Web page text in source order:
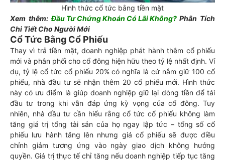
Hình thức cổ tức bằng tiền mặt
Xem thêm:Đầu Tư Chứng Khoán Có Lãi Không?Phân Tích
Chi Tiết Cho Người Mới
Cổ Tức Bằng Cổ Phiếu
Thay vì trả tiền mặt, doanh nghiệp phát hành thêm cổ phiếu
mới và phân phối cho cổ đông hiện hữu theo tỷ lệ nhất định. Ví
dụ, tỷ lệ cổ tức cổ phiếu 20% có nghĩa là cứ nắm giữ 100 cổ
phiếu, nhà đầu tư sẽ nhận thêm 20 cổ phiếu mới. Hình thức
này có ưu điểm là giúp doanh nghiệp giữ lại dòng tiền để tái
đầu tư trong khi vẫn đáp ứng kỳ vọng của cổ đông. Tuy
nhiên, nhà đầu tư cần hiểu rằng cổ tức cổ phiếu không làm
tăng giá trị tổng tài sản của họ ngay lập tức – tổng số cổ
phiếu lưu hành tăng lên nhưng giá cổ phiếu sẽ được điều
chỉnh giảm tương ứng vào ngày giao dịch không hưởng
quyền. Giá trị thực tế chỉ tăng nếu doanh nghiệp tiếp tục tăng